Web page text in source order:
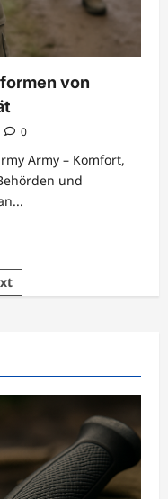
von
0
Army – Komfort,
und